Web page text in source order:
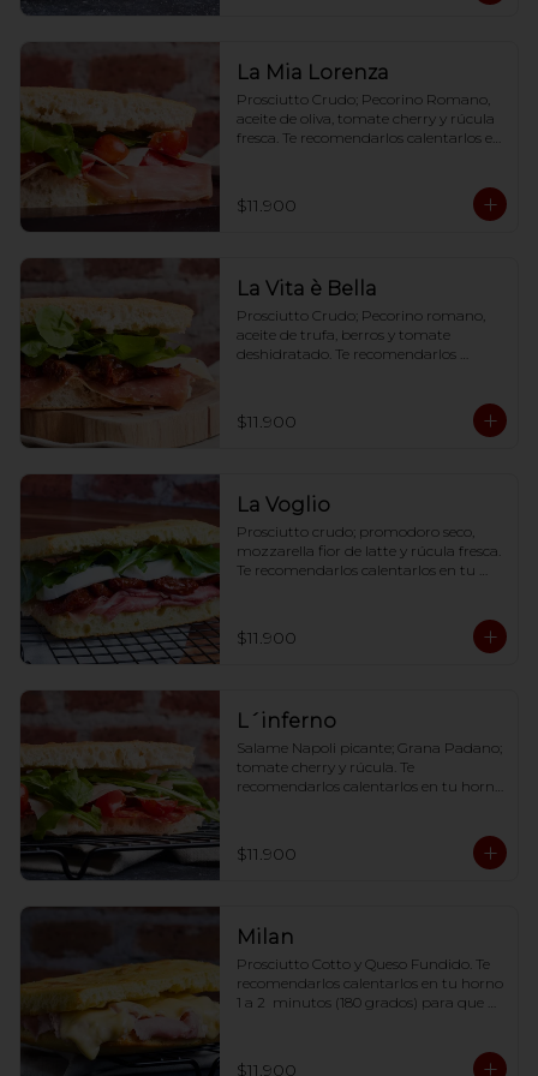
La Mia Lorenza
Prosciutto Crudo; Pecorino Romano,
aceite de oliva, tomate cherry y rúcula
fresca. Te recomendarlos calentarlos en
$11.900
La Vita è Bella
Prosciutto Crudo; Pecorino romano,
aceite de trufa, berros y tomate
deshidratado. Te recomendarlos
crocancia óptima ;)
$11.900
La Voglio
Prosciutto crudo; promodoro seco,
mozzarella fior de latte y rúcula fresca.
Te recomendarlos calentarlos en tu
$11.900
L´inferno
Salame Napoli picante; Grana Padano;
tomate cherry y rúcula. Te
recomendarlos calentarlos en tu horno
$11.900
Milan
Prosciutto Cotto y Queso Fundido. Te
recomendarlos calentarlos en tu horno
1 a 2  minutos (180 grados) para que
$11.900